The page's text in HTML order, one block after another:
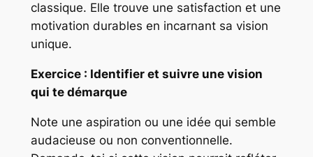
classique. Elle trouve une satisfaction et une
motivation durables en incarnant sa vision
unique.
Exercice : Identifier et suivre une vision
qui te démarque
Note une aspiration ou une idée qui semble
audacieuse ou non conventionnelle.